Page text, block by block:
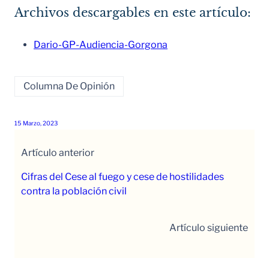
Archivos descargables en este artículo:
Dario-GP-Audiencia-Gorgona
Columna De Opinión
15 Marzo, 2023
Artículo anterior
Cifras del Cese al fuego y cese de hostilidades
contra la población civil
Artículo siguiente